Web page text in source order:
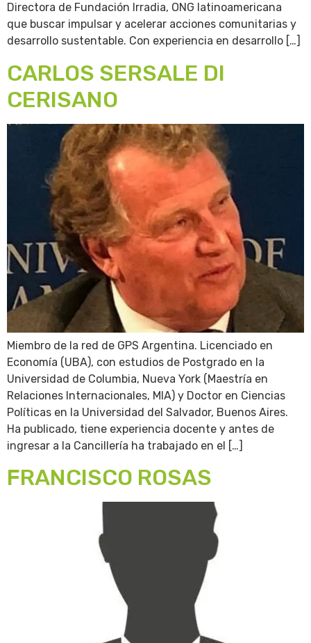
Directora de Fundación Irradia, ONG latinoamericana
que buscar impulsar y acelerar acciones comunitarias y
desarrollo sustentable. Con experiencia en desarrollo […]
CARLOS SERSALE DI
CERISANO
Miembro de la red de GPS Argentina. Licenciado en
Economía (UBA), con estudios de Postgrado en la
Universidad de Columbia, Nueva York (Maestría en
Relaciones Internacionales, MIA) y Doctor en Ciencias
Políticas en la Universidad del Salvador, Buenos Aires.
Ha publicado, tiene experiencia docente y antes de
ingresar a la Cancillería ha trabajado en el […]
FRANCISCO ROSAS